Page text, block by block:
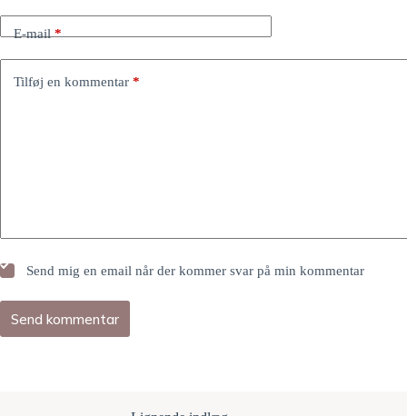
E-mail*
Tilføj en kommentar *
Send mig en email når der kommer svar på min kommentar
Send kommentar